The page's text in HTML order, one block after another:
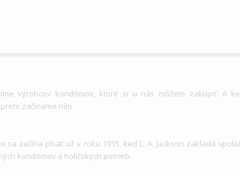
výrobcov kondómov, ktoré si u nás môžete zakúpiť. A
začíname ním.
sa začína písať už v roku 1915, keď L. A. Jackson zakladá
kondómov a holičských potrieb.